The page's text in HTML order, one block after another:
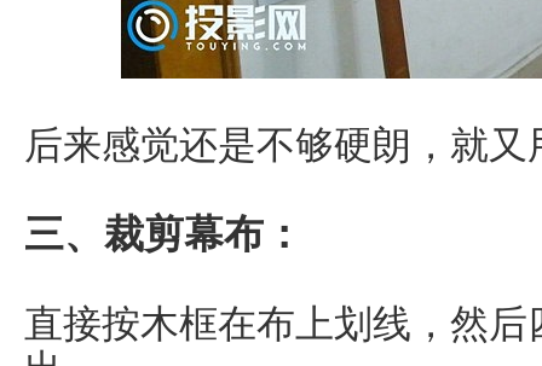
后来感觉还是不够硬朗，就
三、裁剪幕布：
直接按木框在布上划线，然